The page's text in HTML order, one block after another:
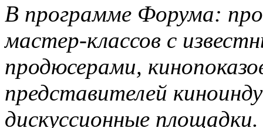
В программе Форума:
мастер-классов с
продюсерами,
представителей
дискуссионные